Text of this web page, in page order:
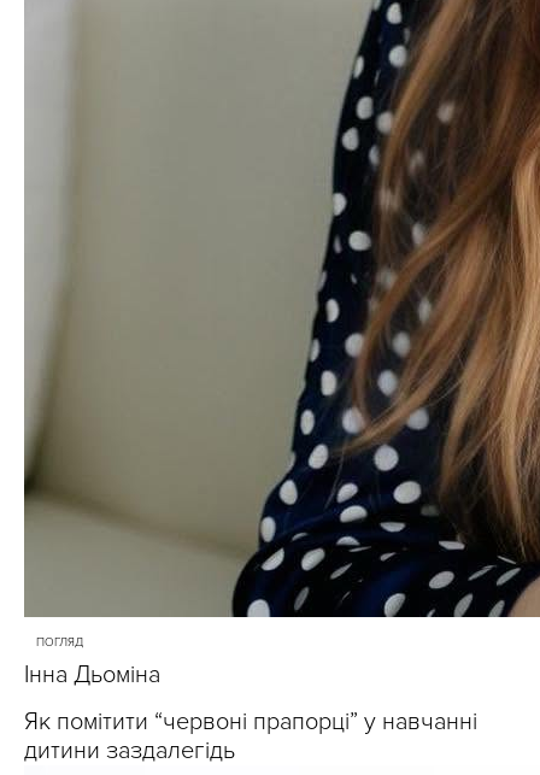
ПОГЛЯД
Інна Дьоміна
Як помітити “червоні прапорці” у навчанні
дитини заздалегідь